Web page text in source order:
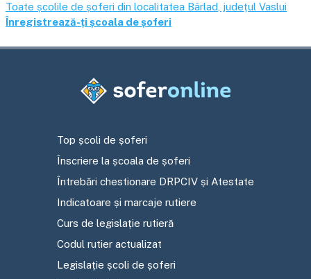
Toate școlile de șoferi din localitatea Bârlad , județul Vaslui
Înregistrează-ți școala de șoferi
Top școli de șoferi
Înscriere la școala de șoferi
Întrebări chestionare DRPCIV și Atestate
Indicatoare și marcaje rutiere
Curs de legislație rutieră
Codul rutier actualizat
Legislație școli de șoferi